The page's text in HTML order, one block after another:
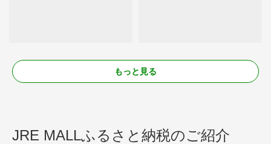
もっと見る
JRE MALLふるさと納税のご紹介